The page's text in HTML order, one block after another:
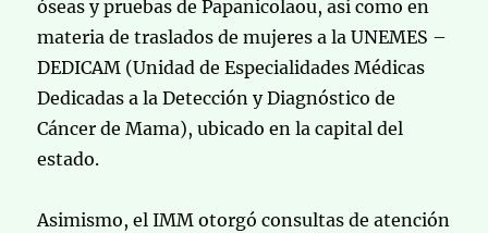
óseas y pruebas de Papanicolaou, así como en
materia de traslados de mujeres a la UNEMES –
DEDICAM (Unidad de Especialidades Médicas
Dedicadas a la Detección y Diagnóstico de
Cáncer de Mama), ubicado en la capital del
estado.
Asimismo, el IMM otorgó consultas de atención